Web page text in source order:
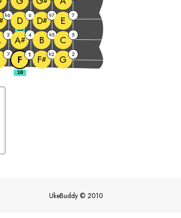
7 F 1 F#
b2 G 2
3 A# 4 B b5 C 5
b6 D 6 D#
b7 E 7
10
UkeBuddy © 2010